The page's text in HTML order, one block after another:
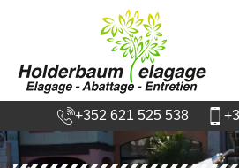
+352 621 525 538